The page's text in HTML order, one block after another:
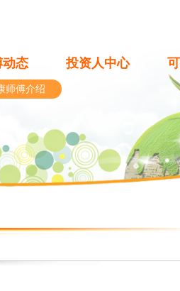
动态 投资人中心
师傅介绍